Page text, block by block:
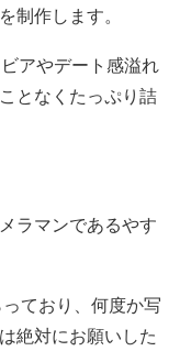
制作します。
アやデート感溢れ
となくたっぷり詰
ラマンであるやす
ており、何度か写
絶対にお願いした